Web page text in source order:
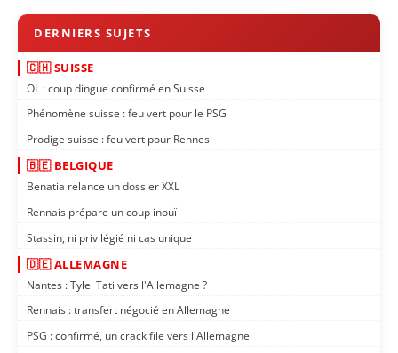
🇨🇭 SUISSE
OL : coup dingue confirmé en Suisse
Phénomène suisse : feu vert pour le PSG
Prodige suisse : feu vert pour Rennes
🇧🇪 BELGIQUE
Benatia relance un dossier XXL
Rennais prépare un coup inouï
Stassin, ni privilégié ni cas unique
🇩🇪 ALLEMAGNE
Nantes : Tylel Tati vers l'Allemagne ?
Rennais : transfert négocié en Allemagne
PSG : confirmé, un crack file vers l'Allemagne